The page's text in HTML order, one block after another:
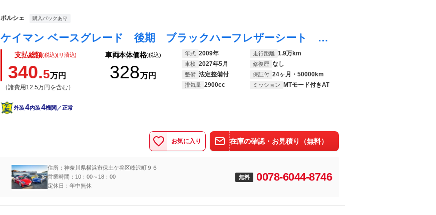
ポルシェ 購入パックあり
ケイマン ベースグレード 後期 ブラックハーフレザーシート シートヒーター クラリオンＨＤＤナビ フルセグＴＶ オートエアコン ケイマン１７インチＡＷ キセノンヘッドライト ダイナミックコーナリングライト リアフォグ ２年保証
支払総額(税込)(リ済込)
340.5万円
（諸費用12.5万円を含む）
車両本体価格(税込)
328万円
年式 2009年 走行距離 1.9万km
車検 2027年5月 修復歴 なし
整備 法定整備付 保証付 24ヶ月・50000km
排気量 2900cc ミッション MTモード付きAT
外装4内装4機関／正常
お気に入り 在庫の確認・お見積り（無料）
住所：神奈川県横浜市保土ケ谷区峰沢町９６
営業時間：10：00～18：00
定休日：年中無休
無料 0078-6044-8746